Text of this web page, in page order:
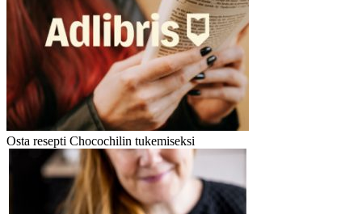
Osta resepti Chocochilin tukemiseksi